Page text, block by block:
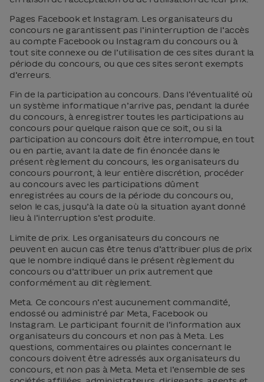
Pages Facebook et Instagram. Les organisateurs du
concours ne garantissent pas l’ininterruption de l’accès
au compte Facebook ou Instagram du concours ou à
tout site connexe ou de l’utilisation de ces sites durant la
période du concours, ou que ces sites seront exempts
d’erreurs.
Fin de la participation au concours. Dans l’éventualité où
un système informatique n’arrive pas, pendant la durée
du concours, à enregistrer toutes les participations au
concours pour quelque raison que ce soit, ou si la
participation au concours doit être interrompue, en tout
ou en partie, avant la date de fin énoncée dans le
présent règlement du concours, les organisateurs du
concours pourront, à leur entière discrétion, procéder
au concours avec les participations dûment
enregistrées au cours de la période du concours ou,
selon le cas, jusqu’à la date où la situation ayant donné
lieu à l’interruption s’est produite.
Limite de prix. Les organisateurs du concours ne
peuvent en aucun cas être tenus d’attribuer plus de prix
que le nombre indiqué dans le présent règlement du
concours ou d’attribuer un prix autrement que
conformément au dit règlement.
Meta. Ce concours n’est aucunement commandité,
endossé ou administré par Meta, Facebook ou
Instagram. Le participant fournit de l’information aux
organisateurs du concours et non pas à Meta. Les
questions, commentaires ou plaintes concernant le
concours doivent être adressés aux organisateurs du
concours, et non pas à Meta. Meta et l’ensemble de ses